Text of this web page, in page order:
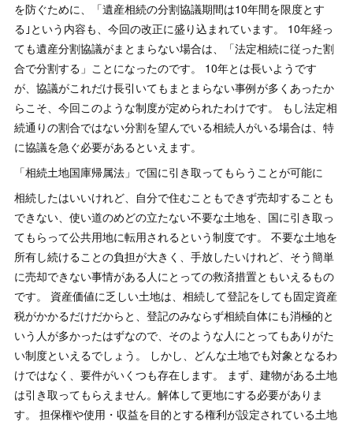
を防ぐために、「遺産相続の分割協議期間は10年間を限度とす
る｣という内容も、今回の改正に盛り込まれています。 10年経っ
ても遺産分割協議がまとまらない場合は、「法定相続に従った割
合で分割する」ことになったのです。 10年とは長いようです
が、協議がこれだけ長引いてもまとまらない事例が多くあったか
らこそ、今回このような制度が定められたわけです。 もし法定相
続通りの割合ではない分割を望んでいる相続人がいる場合は、特
に協議を急ぐ必要があるといえます。
「相続土地国庫帰属法」で国に引き取ってもらうことが可能に
相続したはいいけれど、自分で住むこともできず売却することも
できない、使い道のめどの立たない不要な土地を、国に引き取っ
てもらって公共用地に転用されるという制度です。 不要な土地を
所有し続けることの負担が大きく、手放したいけれど、そう簡単
に売却できない事情がある人にとっての救済措置ともいえるもの
です。 資産価値に乏しい土地は、相続して登記をしても固定資産
税がかかるだけだからと、登記のみならず相続自体にも消極的と
いう人が多かったはずなので、そのような人にとってもありがた
い制度といえるでしょう。 しかし、どんな土地でも対象となるわ
けではなく、要件がいくつも存在します。 まず、建物がある土地
は引き取ってもらえません。解体して更地にする必要がありま
す。 担保権や使用・収益を目的とする権利が設定されている土地